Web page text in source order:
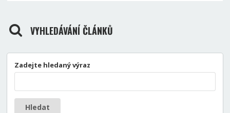
VYHLEDÁVÁNÍ ČLÁNKŮ
Zadejte hledaný výraz
Hledat